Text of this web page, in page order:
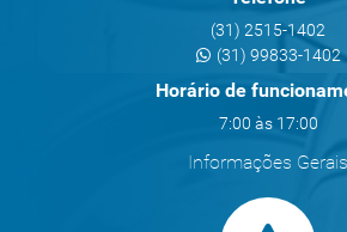
(31) 2515-1402
(31) 99833-1402
Horário de
7:00 às 17:00
Informações Gerais